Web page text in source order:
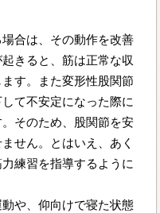
合は、その動作を改善
きると、筋は正常な収
す。また変形性股関節
て不安定になった際に
そのため、股関節を安
せん。とはいえ、あく
練習を指導するように
や、仰向けで寝た状態